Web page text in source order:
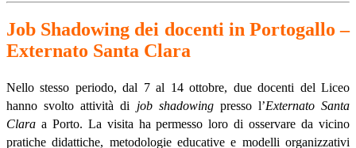
Job Shadowing dei docenti in Portogallo –
Externato Santa Clara
Nello stesso periodo, dal 7 al 14 ottobre, due docenti del Liceo
hanno svolto attivitàdi job shadowingpresso l’Externato Santa
Clara a Porto. La visita ha permesso loro di osservare da vicino
pratiche didattiche, metodologie educative e modelli organizzativi